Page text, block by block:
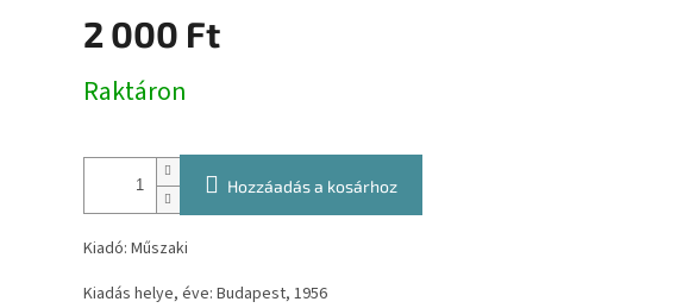
2 000 Ft
Raktáron
Hozzáadás a kosárhoz
Kiadó: Műszaki
Kiadás helye, éve: Budapest, 1956